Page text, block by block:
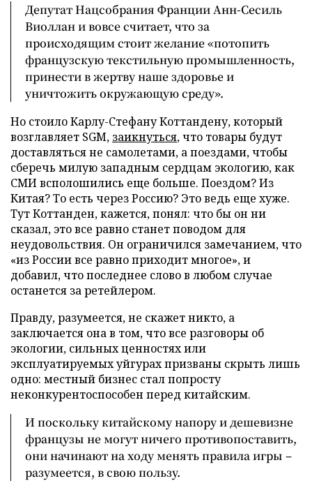
Депутат Нацсобрания Франции Анн-Сесиль
Виоллан и вовсе считает, что за
происходящим стоит желание «потопить
французскую текстильную промышленность,
принести в жертву наше здоровье и
уничтожить окружающую среду».
Но стоило Карлу-Стефану Коттандену, который
возглавляет SGM, заикнуться, что товары будут
доставляться не самолетами, а поездами, чтобы
сберечь милую западным сердцам экологию, как
СМИ всполошились еще больше. Поездом? Из
Китая? То есть через Россию? Это ведь еще хуже.
Тут Коттанден, кажется, понял: что бы он ни
сказал, это все равно станет поводом для
неудовольствия. Он ограничился замечанием, что
«из России все равно приходит многое», и
добавил, что последнее слово в любом случае
останется за ретейлером.
Правду, разумеется, не скажет никто, а
заключается она в том, что все разговоры об
экологии, сильных ценностях или
эксплуатируемых уйгурах призваны скрыть лишь
одно: местный бизнес стал попросту
неконкурентоспособен перед китайским.
И поскольку китайскому напору и дешевизне
французы не могут ничего противопоставить,
они начинают на ходу менять правила игры –
разумеется, в свою пользу.